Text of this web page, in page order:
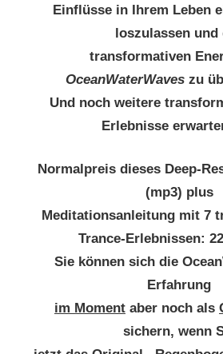
Einflüsse in Ihrem Leben
loszulassen und
transformativen
OceanWaterWaves zu
Und noch weitere
Erlebnisse
Normalpreis dieses Deep-
(mp3) plus
Meditationsanleitung mit 7
Trance-Erlebnissen:
Sie können sich die
Erfahrung
im Moment aber noch als
sichern, wenn